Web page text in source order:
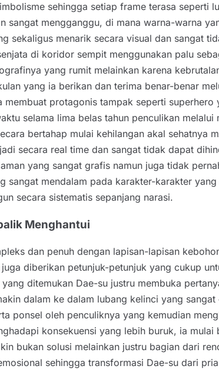
sehingga setiap frame terasa seperti
sangat mengganggu, di mana warna-warna
sekaligus menarik secara visual dan sangat
di koridor sempit menggunakan palu
yang rumit melainkan karena
yang ia berikan dan terima benar-benar
protagonis tampak seperti
selama lima belas tahun penculikan
bertahap mulai kehilangan akal sehatnya
secara real time dan sangat tidak dapat
yang sangat grafis namun juga tidak
mendalam pada karakter-karakter
secara sistematis sepanjang narasi.
Menghantui
dan penuh dengan lapisan-lapisan
diberikan petunjuk-petunjuk yang cukup
ditemukan Dae-su justru membuka
dalam ke dalam lubang kelinci yang
ponsel oleh penculiknya yang kemudian
konsekuensi yang lebih buruk, ia
bukan solusi melainkan justru bagian dari
sehingga transformasi Dae-su dari